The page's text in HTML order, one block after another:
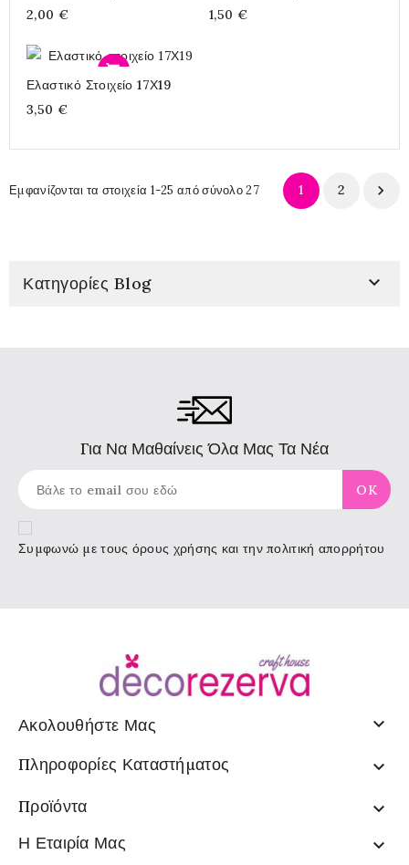
2,00 €
1,50 €
Ελαστικό Στοιχείο 17Χ19
3,50 €
Εμφανίζονται τα στοιχεία 1-25 από σύνολο 27 1 2 
Κατηγορίες Blog 
Για Να Μαθαίνεις Όλα Μας Τα Νέα
Συμφωνώ με τους όρους χρήσης και την πολιτική απορρήτου
Ακολουθήστε Μας 
Πληροφορίες Καταστήματος 
Προϊόντα 
Η Εταιρία Μας 